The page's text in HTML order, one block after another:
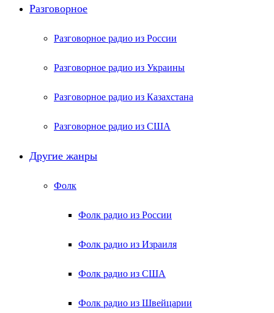
Разговорное
Разговорное радио из России
Разговорное радио из Украины
Разговорное радио из Казахстана
Разговорное радио из США
Другие жанры
Фолк
Фолк радио из России
Фолк радио из Израиля
Фолк радио из США
Фолк радио из Швейцарии